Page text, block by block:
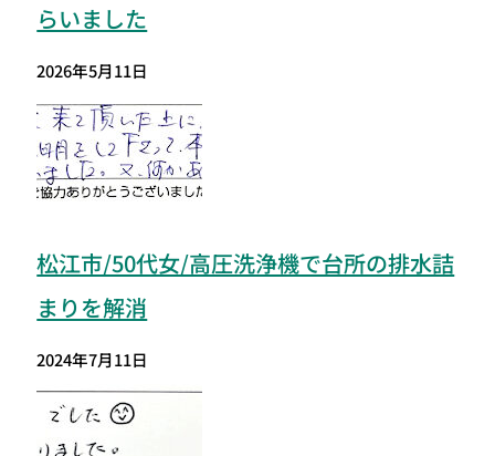
らいました
2026年5月11日
松江市/50代女/高圧洗浄機で台所の排水詰
まりを解消
2024年7月11日